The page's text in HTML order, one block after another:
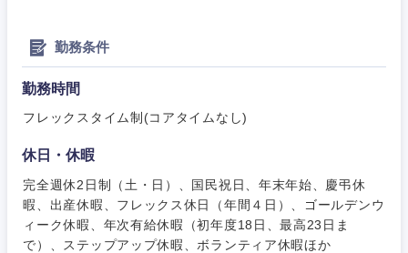
勤務条件
勤務時間
フレックスタイム制(コアタイムなし)
休日・休暇
完全週休2日制（土・日）、国民祝日、年末年始、慶弔休
暇、出産休暇、フレックス休日（年間４日）、ゴールデンウ
ィーク休暇、年次有給休暇（初年度18日、最高23日ま
で）、ステップアップ休暇、ボランティア休暇ほか
甲信越・北陸
新潟県 富山県